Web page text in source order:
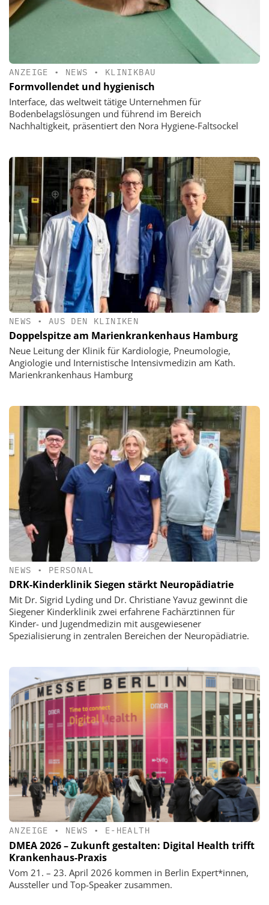
ANZEIGE • NEWS • KLINIKBAU
Formvollendet und hygienisch
Interface, das weltweit tätige Unternehmen für
Bodenbelagslösungen und führend im Bereich
Nachhaltigkeit, präsentiert den Nora Hygiene-Faltsockel
NEWS • AUS DEN KLINIKEN
Doppelspitze am Marienkrankenhaus Hamburg
Neue Leitung der Klinik für Kardiologie, Pneumologie,
Angiologie und Internistische Intensivmedizin am Kath.
Marienkrankenhaus Hamburg
NEWS • PERSONAL
DRK-Kinderklinik Siegen stärkt Neuropädiatrie
Mit Dr. Sigrid Lyding und Dr. Christiane Yavuz gewinnt die
Siegener Kinderklinik zwei erfahrene Fachärztinnen für
Kinder- und Jugendmedizin mit ausgewiesener
Spezialisierung in zentralen Bereichen der Neuropädiatrie.
ANZEIGE • NEWS • E-HEALTH
DMEA 2026 – Zukunft gestalten: Digital Health trifft
Krankenhaus-Praxis
Vom 21. – 23. April 2026 kommen in Berlin Expert*innen,
Aussteller und Top-Speaker zusammen.